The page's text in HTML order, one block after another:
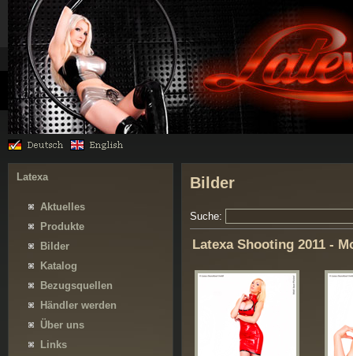
Latexa
Aktuelles
Produkte
Bilder
Katalog
Bezugsquellen
Händler werden
Über uns
Links
Bilder
Suche:
Latexa Shooting 2011 -